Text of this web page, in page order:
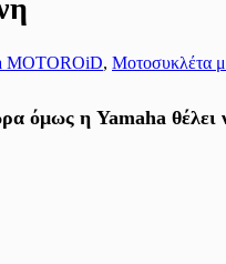
MOTOROiD, Μοτοσυκλέτα
όμως η Yamaha θέλει